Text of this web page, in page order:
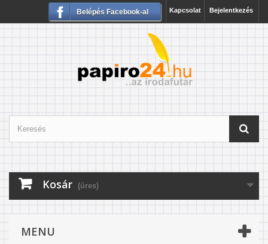
Bejelentkezés
Kapcsolat
Belépés Facebook-al
Kosár (üres)
MENU